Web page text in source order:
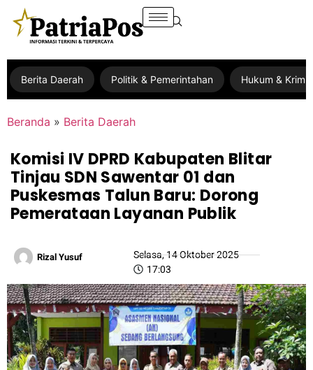
Berita Daerah Politik & Pemerintahan Hukum &
Beranda » Berita Daerah
Komisi IV DPRD Kabupaten Blitar
Tinjau SDN Sawentar 01 dan
Puskesmas Talun Baru: Dorong
Pemerataan Layanan Publik
Rizal Yusuf
Selasa, 14 Oktober 2025
17:03